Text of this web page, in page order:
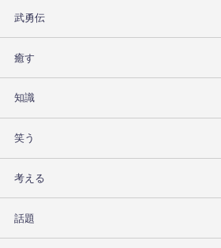
武勇伝
癒す
知識
笑う
考える
話題